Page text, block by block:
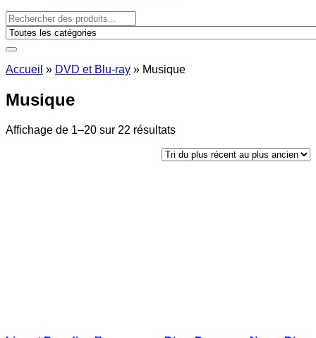
Accueil » DVD et Blu-ray » Musique
Musique
Affichage de 1–20 sur 22 résultats